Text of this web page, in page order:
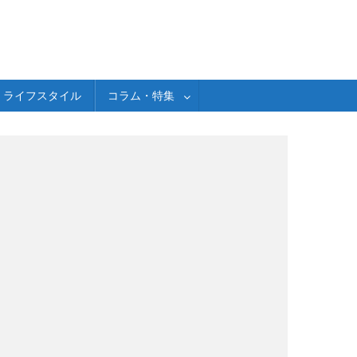
ライフスタイル コラム・特集